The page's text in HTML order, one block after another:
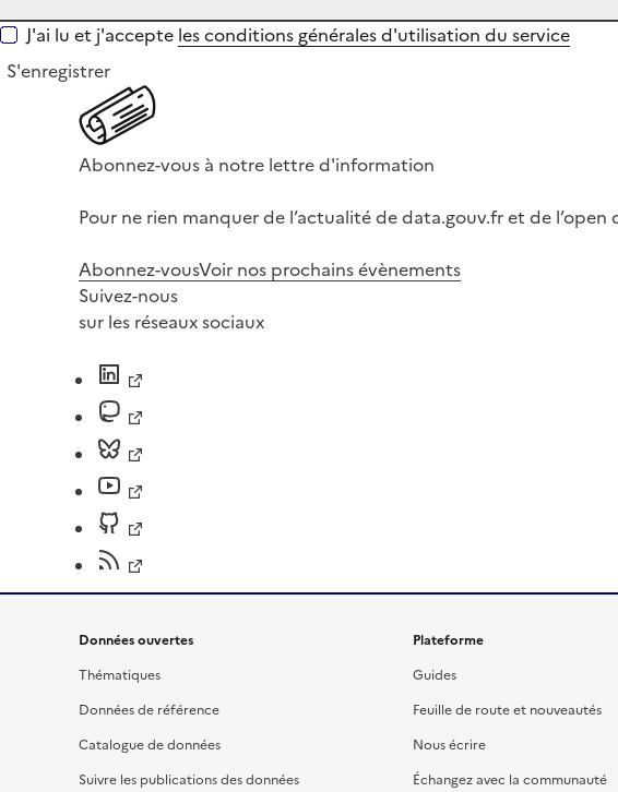
J'ai lu et j'accepte les conditions générales d'utilisation du service
S'enregistrer
Abonnez-vous à notre lettre d'information
Pour ne rien manquer de l’actualité de data.gouv.fr et de
Abonnez-vousVoir nos prochains évènements
Suivez-nous
sur les réseaux sociaux
Données ouvertes
Thématiques
Données de référence
Catalogue de données
Suivre les publications des données
Plateforme
Guides
Feuille de route et nouveautés
Nous écrire
Échangez avec la communauté